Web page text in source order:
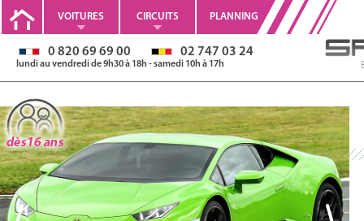
VOITURES CIRCUITS PLANNING
0 820 69 69 00 02 747 03 24
lundi au vendredi de 9h30 à 18h - samedi 10h à 17h